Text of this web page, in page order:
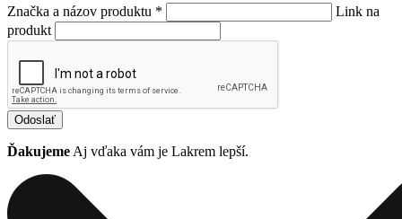
Značka a názov produktu *
Link na
produkt
Odoslať
Ďakujeme Aj vďaka vám je Lakrem lepší.